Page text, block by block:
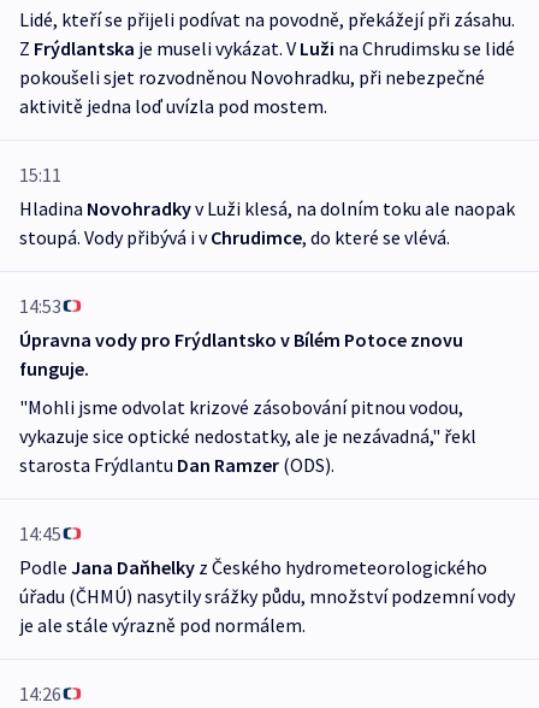
Lidé, kteří se přijeli podívat na povodně, překážejí při zásahu.
Z Frýdlantska je museli vykázat. V Luži na Chrudimsku se lidé
pokoušeli sjet rozvodněnou Novohradku, při nebezpečné
aktivitě jedna loď uvízla pod mostem.
15:11
Hladina Novohradkyv Luži klesá, na dolním toku ale naopak
stoupá. Vody přibývá i vChrudimce, do které se vlévá.
14:53
Úpravna vody pro Frýdlantsko v Bílém Potoce znovu
funguje.
"Mohli jsme odvolat krizové zásobování pitnou vodou,
vykazuje sice optické nedostatky, ale je nezávadná," řekl
starosta Frýdlantu Dan Ramzer (ODS).
14:45
Podle Jana Daňhelky z Českého hydrometeorologického
úřadu (ČHMÚ) nasytily srážky půdu, množství podzemní vody
je ale stále výrazně pod normálem.
14:26